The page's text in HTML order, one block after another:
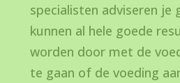
specialisten adviseren je
kunnen al hele goede
worden door met de
te gaan of de voeding